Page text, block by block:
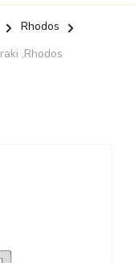
Rhodos
,Rhodos